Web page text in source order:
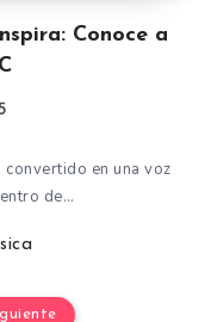
Conoce a
en una voz
de…